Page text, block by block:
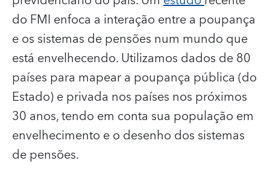
do FMI enfoca a interação entre a poupança
e os sistemas de pensões num mundo que
está envelhecendo. Utilizamos dados de 80
países para mapear a poupança pública (do
Estado) e privada nos países nos próximos
30 anos, tendo em conta sua população em
envelhecimento e o desenho dos sistemas
de pensões.